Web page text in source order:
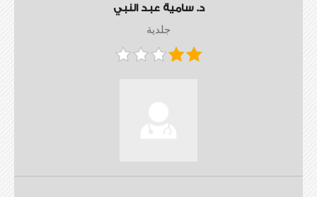
د. سامية عبد النبي
جلدية